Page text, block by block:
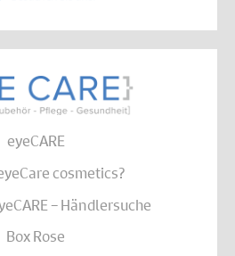
eyeCARE
cosmetics?
– Händlersuche
Box Rose